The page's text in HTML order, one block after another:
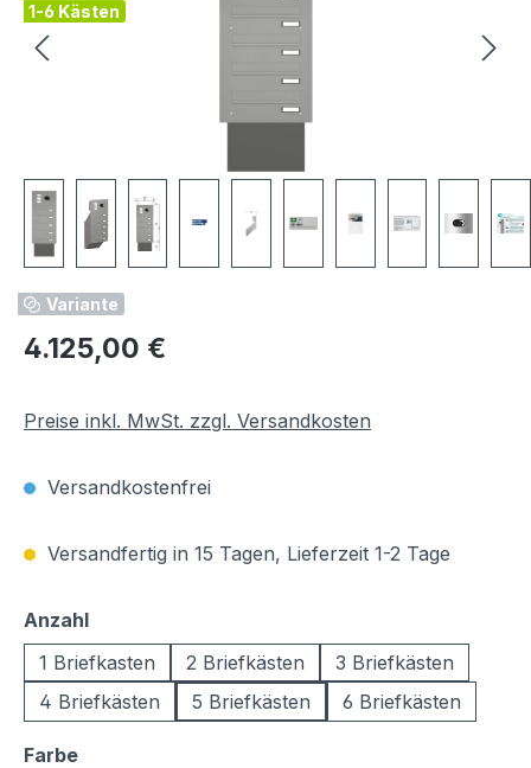
1-6 Kästen
Variante
Regulärer Preis:
4.125,00 €
Preise inkl. MwSt. zzgl. Versandkosten
Versandkostenfrei
Versandfertig in 15 Tagen, Lieferzeit 1-2 Tage
Anzahlauswählen
1 Briefkasten
2 Briefkästen
3 Briefkästen
4 Briefkästen
5 Briefkästen 6 Briefkästen
Farbeauswählen